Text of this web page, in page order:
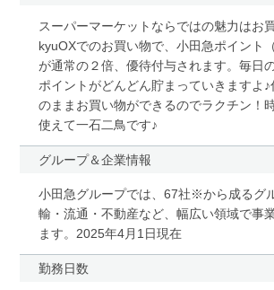
スーパーマーケットならではの魅力はお
kyuOXでのお買い物で、小田急ポイント
が通常の２倍、優待付与されます。毎日
ポイントがどんどん貯まっていきますよ
のままお買い物ができるのでラクチン！
使えて一石二鳥です♪
グループ＆企業情報
小田急グループでは、67社※から成るグ
輸・流通・不動産など、幅広い領域で事
ます。2025年4月1日現在
勤務日数